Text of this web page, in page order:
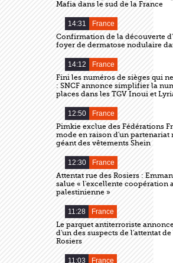
Mafia dans le sud de la France
14:31
France
Confirmation de la découverte
foyer de dermatose nodulaire
14:12
France
Fini les numéros de sièges qui
: SNCF annonce simplifier la
places dans les TGV Inoui et
12:50
France
Pimkie exclue des Fédérations
mode en raison d'un partenariat
géant des vêtements Shein
12:30
France
Attentat rue des Rosiers :
salue « l'excellente coopération
palestinienne »
11:28
France
Le parquet antiterroriste
d'un des suspects de l'attentat de
Rosiers
11:03
France